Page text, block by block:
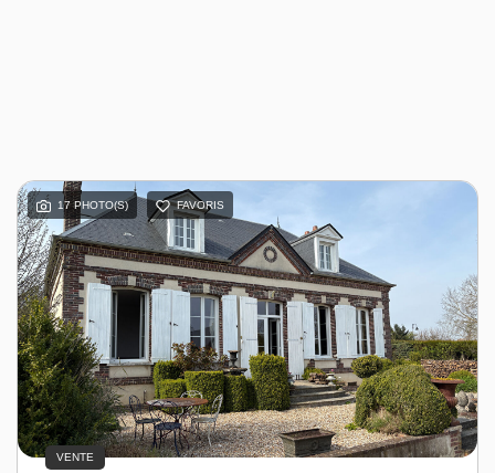
17 PHOTO(S) FAVORIS
VENTE